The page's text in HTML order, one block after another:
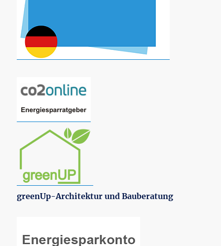
greenUp-Architektur und Bauberatung